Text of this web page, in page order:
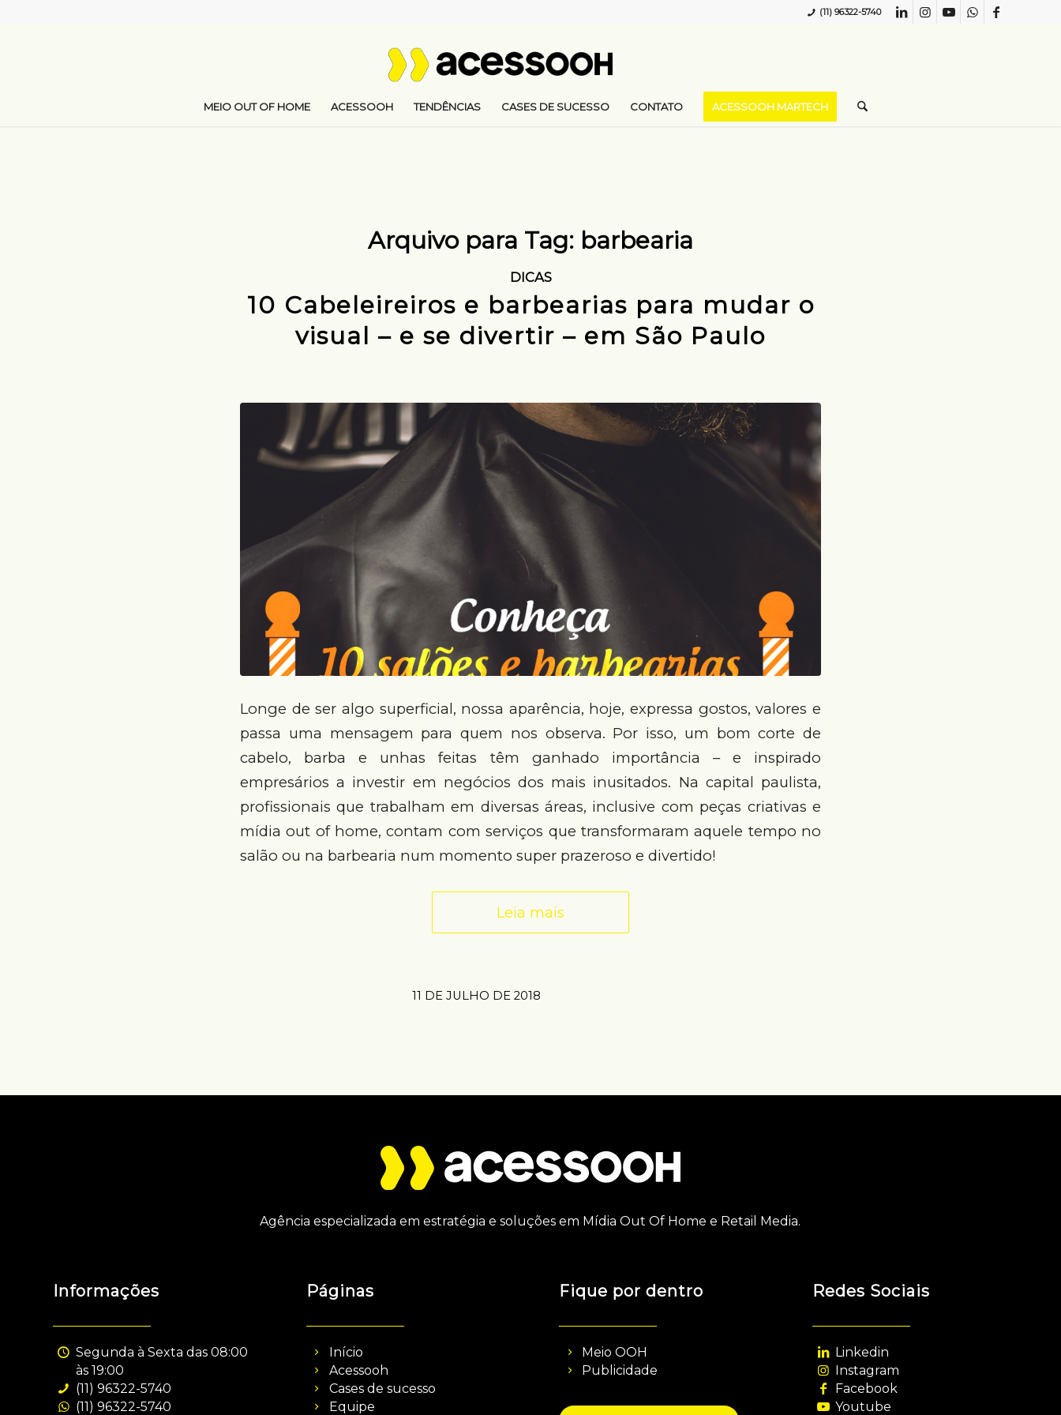
(11) 96322-5740
MEIO OUT OF HOME ACESSOOH TENDÊNCIAS CASES DE SUCESSO CONTATO ACESSOOH MARTECH
Arquivo para Tag: barbearia
DICAS
10 Cabeleireiros e barbearias para mudar o
visual – e se divertir – em São Paulo
Longe de ser algo superficial, nossa aparência, hoje, expressa gostos, valores e
passa uma mensagem para quem nos observa. Por isso, um bom corte de
cabelo, barba e unhas feitas têm ganhado importância – e inspirado
empresários a investir em negócios dos mais inusitados. Na capital paulista,
profissionais que trabalham em diversas áreas, inclusive com peças criativas e
mídia out of home, contam com serviços que transformaram aquele tempo no
salão ou na barbearia num momento super prazeroso e divertido!
Leia mais
11 DE JULHO DE 2018
Agência especializada em estratégia e soluções em Mídia Out Of Home e Retail Media.
Informações
Segunda à Sexta das 08:00
às 19:00
(11) 96322-5740
(11) 96322-5740
Páginas
Início
Acessooh
Cases de sucesso
Equipe
Fique por dentro
Meio OOH
Publicidade
Redes Sociais
Linkedin
Instagram
Facebook
Youtube